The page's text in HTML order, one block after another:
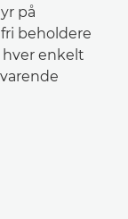
på
beholdere
enkelt